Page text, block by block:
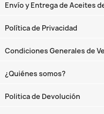
Envío y Entrega de Aceites
Política de Privacidad
Condiciones Generales de
¿Quiénes somos?
Politica de Devolución